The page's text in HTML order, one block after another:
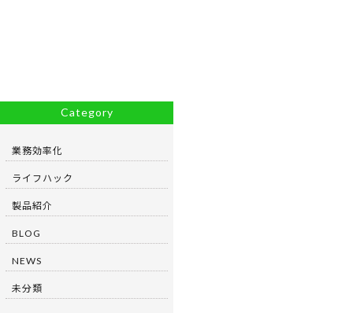
Category
業務効率化
ライフハック
製品紹介
BLOG
NEWS
未分類